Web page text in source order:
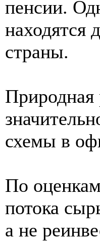
пенсии.
находятся
страны.
схемы в
По
потока
а не